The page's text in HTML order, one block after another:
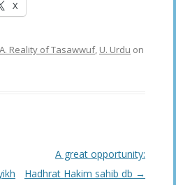
X
A. Reality of Tasawwuf, U. Urdu on
A great opportunity:
Hadhrat Hakim sahib db →